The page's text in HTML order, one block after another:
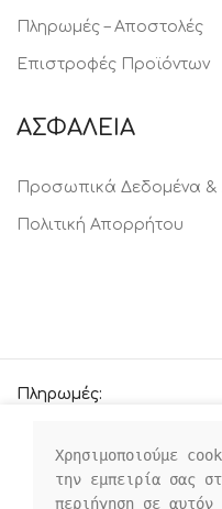
Πληρωμές – Αποστολές
Επιστροφές Προϊόντων
ΑΣΦΑΛΕΙΑ
Προσωπικά Δεδομένα &
Πολιτική Απορρήτου
Πληρωμές:
Οι κοινωνικοί μας
Χρησιμοποιούμε
την εμπειρία σας
περιήγηση σε